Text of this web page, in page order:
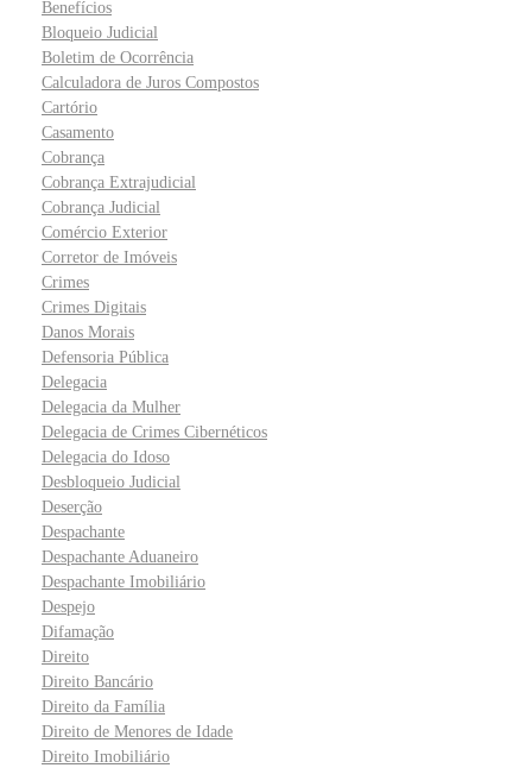
Benefícios
Bloqueio Judicial
Boletim de Ocorrência
Calculadora de Juros Compostos
Cartório
Casamento
Cobrança
Cobrança Extrajudicial
Cobrança Judicial
Comércio Exterior
Corretor de Imóveis
Crimes
Crimes Digitais
Danos Morais
Defensoria Pública
Delegacia
Delegacia da Mulher
Delegacia de Crimes Cibernéticos
Delegacia do Idoso
Desbloqueio Judicial
Deserção
Despachante
Despachante Aduaneiro
Despachante Imobiliário
Despejo
Difamação
Direito
Direito Bancário
Direito da Família
Direito de Menores de Idade
Direito Imobiliário